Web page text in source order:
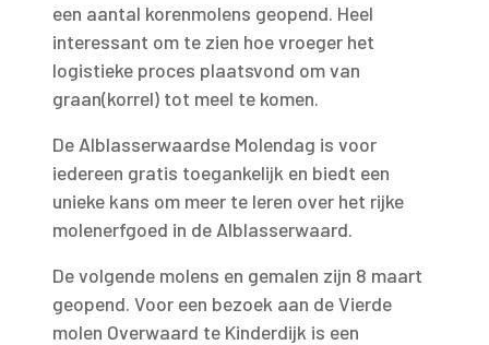
een aantal korenmolens geopend. Heel
interessant om te zien hoe vroeger het
logistieke proces plaatsvond om van
graan(korrel) tot meel te komen.
De Alblasserwaardse Molendag is voor
iedereen gratis toegankelijk en biedt een
unieke kans om meer te leren over het rijke
molenerfgoed in de Alblasserwaard.
De volgende molens en gemalen zijn 8 maart
geopend. Voor een bezoek aan de Vierde
molen Overwaard te Kinderdijk is een